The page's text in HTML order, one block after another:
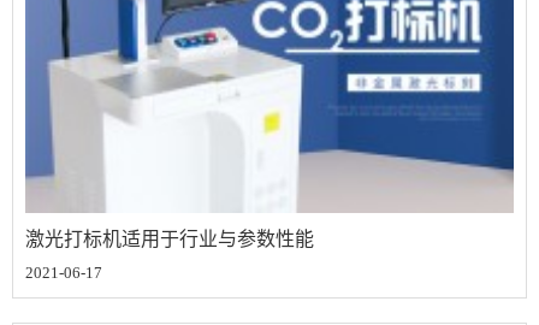
激光打标机适用于行业与参数性能
2021-06-17